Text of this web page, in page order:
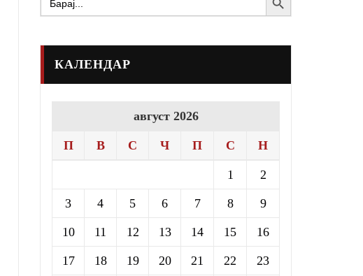
for:
КАЛЕНДАР
август 2026
П В С Ч П С Н
1 2
3 4 5 6 7 8 9
10 11 12 13 14 15 16
17 18 19 20 21 22 23